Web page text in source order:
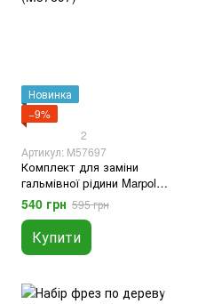
Новинка
−9%
2
Артикул: M57697
Комплект для заміни
гальмівної рідини Marpol
(M57697)
540 грн 595 грн
Купити